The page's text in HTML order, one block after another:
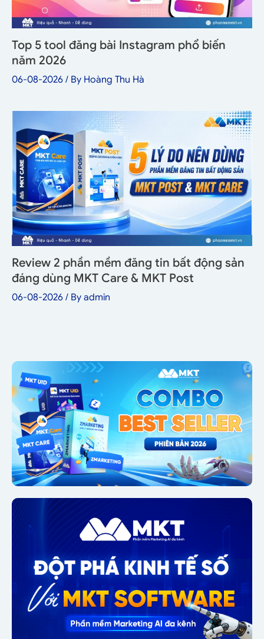
Top 5 tool đăng bài Instagram phổ biến
năm 2026
06-08-2026 / By Hoàng Thu Hà
Review 2 phần mềm đăng tin bất động sản
đáng dùng MKT Care & MKT Post
06-08-2026 / By admin